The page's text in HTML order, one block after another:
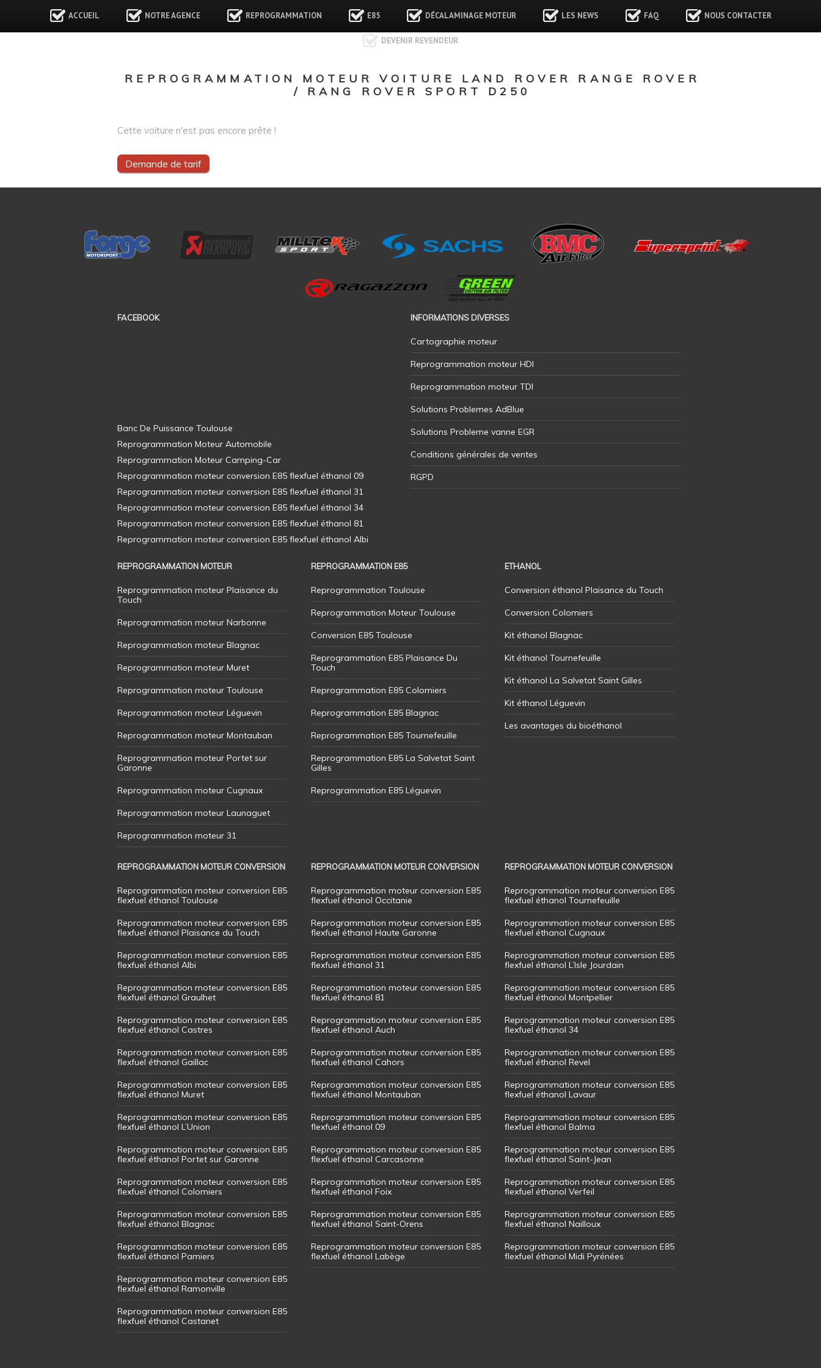
ACCUEIL NOTRE AGENCE REPROGRAMMATION E85 DÉCALAMINAGE MOTEUR LES NEWS FAQ NOUS CONTACTER
DEVENIR REVENDEUR
REPROGRAMMATION MOTEUR VOITURE LAND ROVER RANGE ROVER
/ RANG ROVER SPORT D250
Cette voiture n'est pas encore prête !
Demande de tarif
FACEBOOK INFORMATIONS DIVERSES
Cartographie moteur
Reprogrammation moteur HDI
Reprogrammation moteur TDI
Solutions Problemes AdBlue
Solutions Probleme vanne EGR
Conditions générales de ventes
RGPD
REPROGRAMMATION MOTEUR
Reprogrammation moteur Plaisance du
Touch
Reprogrammation moteur Narbonne
Reprogrammation moteur Blagnac
Reprogrammation moteur Muret
Reprogrammation moteur Toulouse
Reprogrammation moteur Léguevin
Reprogrammation moteur Montauban
Reprogrammation moteur Portet sur
Garonne
Reprogrammation moteur Cugnaux
Reprogrammation moteur Launaguet
Reprogrammation moteur 31
REPROGRAMMATION E85
Reprogrammation Toulouse
Reprogrammation Moteur Toulouse
Conversion E85 Toulouse
Reprogrammation E85 Plaisance Du
Touch
Reprogrammation E85 Colomiers
Reprogrammation E85 Blagnac
Reprogrammation E85 Tournefeuille
Reprogrammation E85 La Salvetat Saint
Gilles
Reprogrammation E85 Léguevin
ETHANOL
Conversion éthanol Plaisance du Touch
Conversion Colomiers
Kit éthanol Blagnac
Kit éthanol Tournefeuille
Kit éthanol La Salvetat Saint Gilles
Kit éthanol Léguevin
Les avantages du bioéthanol
REPROGRAMMATION MOTEUR CONVERSION
Reprogrammation moteur conversion E85
flexfuel éthanol Toulouse
Reprogrammation moteur conversion E85
flexfuel éthanol Plaisance du Touch
Reprogrammation moteur conversion E85
flexfuel éthanol Albi
Reprogrammation moteur conversion E85
flexfuel éthanol Graulhet
Reprogrammation moteur conversion E85
flexfuel éthanol Castres
Reprogrammation moteur conversion E85
flexfuel éthanol Gaillac
Reprogrammation moteur conversion E85
flexfuel éthanol Muret
Reprogrammation moteur conversion E85
flexfuel éthanol L’Union
Reprogrammation moteur conversion E85
flexfuel éthanol Portet sur Garonne
Reprogrammation moteur conversion E85
flexfuel éthanol Colomiers
Reprogrammation moteur conversion E85
flexfuel éthanol Blagnac
Reprogrammation moteur conversion E85
flexfuel éthanol Pamiers
Reprogrammation moteur conversion E85
flexfuel éthanol Ramonville
Reprogrammation moteur conversion E85
flexfuel éthanol Castanet
REPROGRAMMATION MOTEUR CONVERSION
Reprogrammation moteur conversion E85
flexfuel éthanol Occitanie
Reprogrammation moteur conversion E85
flexfuel éthanol Haute Garonne
Reprogrammation moteur conversion E85
flexfuel éthanol 31
Reprogrammation moteur conversion E85
flexfuel éthanol 81
Reprogrammation moteur conversion E85
flexfuel éthanol Auch
Reprogrammation moteur conversion E85
flexfuel éthanol Cahors
Reprogrammation moteur conversion E85
flexfuel éthanol Montauban
Reprogrammation moteur conversion E85
flexfuel éthanol 09
Reprogrammation moteur conversion E85
flexfuel éthanol Carcasonne
Reprogrammation moteur conversion E85
flexfuel éthanol Foix
Reprogrammation moteur conversion E85
flexfuel éthanol Saint-Orens
Reprogrammation moteur conversion E85
flexfuel éthanol Labège
REPROGRAMMATION MOTEUR CONVERSION
Reprogrammation moteur conversion E85
flexfuel éthanol Tournefeuille
Reprogrammation moteur conversion E85
flexfuel éthanol Cugnaux
Reprogrammation moteur conversion E85
flexfuel éthanol L’Isle Jourdain
Reprogrammation moteur conversion E85
flexfuel éthanol Montpellier
Reprogrammation moteur conversion E85
flexfuel éthanol 34
Reprogrammation moteur conversion E85
flexfuel éthanol Revel
Reprogrammation moteur conversion E85
flexfuel éthanol Lavaur
Reprogrammation moteur conversion E85
flexfuel éthanol Balma
Reprogrammation moteur conversion E85
flexfuel éthanol Saint-Jean
Reprogrammation moteur conversion E85
flexfuel éthanol Verfeil
Reprogrammation moteur conversion E85
flexfuel éthanol Nailloux
Reprogrammation moteur conversion E85
flexfuel éthanol Midi Pyrénées
Banc De Puissance Toulouse
Reprogrammation Moteur Automobile
Reprogrammation Moteur Camping-Car
Reprogrammation moteur conversion E85 flexfuel éthanol 09
Reprogrammation moteur conversion E85 flexfuel éthanol 31
Reprogrammation moteur conversion E85 flexfuel éthanol 34
Reprogrammation moteur conversion E85 flexfuel éthanol 81
Reprogrammation moteur conversion E85 flexfuel éthanol Albi